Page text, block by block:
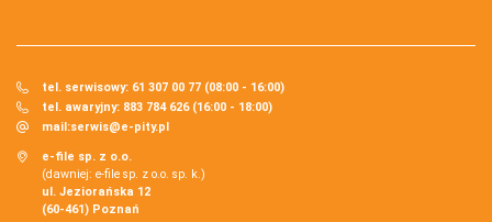
tel. serwisowy: 61 307 00 77 (08:00 - 16:00)
tel. awaryjny: 883 784 626 (16:00 - 18:00)
mail:serwis@e-pity.pl
e-file sp. z o.o.
(dawniej: e-file sp. z o.o. sp. k.)
ul. Jeziorańska 12
(60-461) Poznań